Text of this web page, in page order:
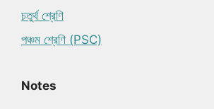
চতুর্থ শ্রেণি
পঞ্চম শ্রেণি (PSC)
Notes